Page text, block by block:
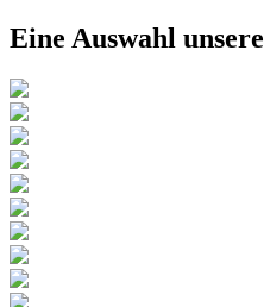
Eine Auswahl